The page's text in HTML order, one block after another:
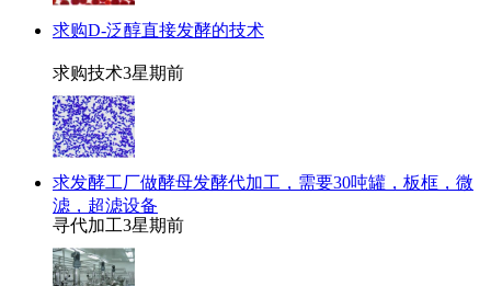
求购D-泛醇直接发酵的技术
求购技术3星期前
求发酵工厂做酵母发酵代加工，需要30吨罐，板框，微
滤，超滤设备
寻代加工3星期前